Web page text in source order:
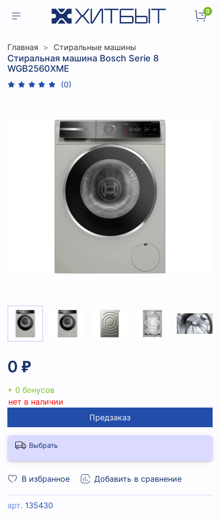
0
Главная Стиральные машины
Стиральная машина Bosch Serie 8
WGB2560XME
(0)
В избранное Добавить в сравнение
арт. 135430
0 ₽
+ 0 бонусов
нет в наличии
Предзаказ
Выбрать